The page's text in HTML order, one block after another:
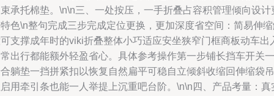
承托棉垫。\n\n三、一处按压，一手折叠占容积管理倾向设计
色\n整句完成三步完成定位更换，更加深度省空间：简易伸
支撑成年时的viki折叠整体小巧适应安坐狭窄门框商板动车出
出行都能额外轻盈省心。具体参考操作第一步铺长挡车开关一
躺垫一挡拼紧扣以恢复自然扁平可稳自立倾斜收缩回伸缩袋吊
用牵引条也能一人举提上沉重吧台阶。\n\n四、产品考量：真